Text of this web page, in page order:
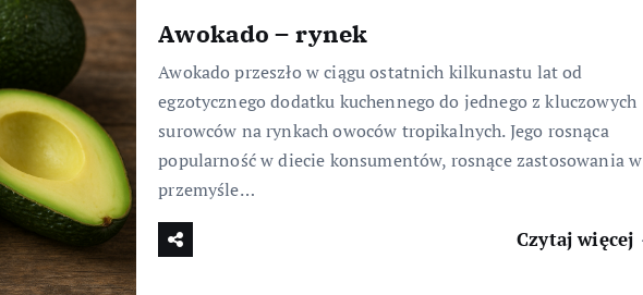
Awokado – rynek
Awokado przeszło w ciągu ostatnich kilkunastu lat od
egzotycznego dodatku kuchennego do jednego z kluczowych
surowców na rynkach owoców tropikalnych. Jego rosnąca
popularność w diecie konsumentów, rosnące zastosowania w
przemyśle…
Czytaj więcej